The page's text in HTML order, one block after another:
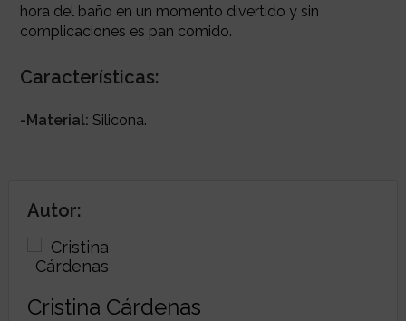
hora del baño en un momento divertido y sin
complicaciones es pan comido.
Características:
-Material: Silicona.
Autor:
Cristina Cárdenas